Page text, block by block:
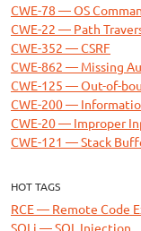
CWE-78 — OS
CWE-22 — Path
CWE-352 — CSRF
CWE-862 — Missing
CWE-125 — Out-of-
CWE-200 —
CWE-20 — Improper
CWE-121 — Stack
HOT TAGS
RCE — Remote Code
SQLi — SQL Injection